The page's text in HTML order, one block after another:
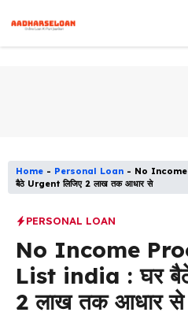
content
Home - Personal Loan - No
बैठे Urgent लिजिए 2 लाख तक आधार से
PERSONAL LOAN
No Income
List india : घर
2 लाख तक आधार से